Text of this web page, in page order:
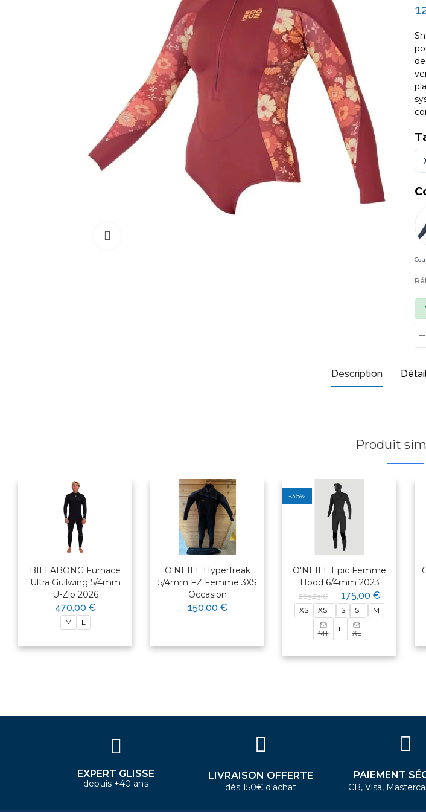
Description
Produit
BILLABONG Furnace
Ultra Gullwing 5/4mm
U-Zip 2026
470,00 €
M L
O'NEILL Hyperfreak
5/4mm FZ Femme 3XS
Occasion
150,00 €
-35%
O'NEILL Epic Femme
Hood 6/4mm 2023
269,23 € 175,00 €
XS XST S ST M
MT L XL
×
aider aujourd'hui ?
EXPERT GLISSE
depuis +40 ans
LIVRAISON OFFERTE
dès 150€ d'achat
PAIEMENT
CB, Visa,